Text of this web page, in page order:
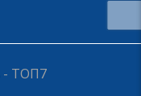
- ТОП7